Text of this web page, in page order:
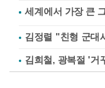
김정렬 "친형 군대
김희철, 광복절 '거